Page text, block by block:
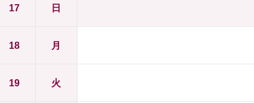
17 日
18 月
19 火